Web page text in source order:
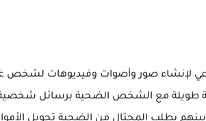
لإنشاء صور وأصوات وفيديوهات
طويلة مع الشخص الضحية برسائل شخصية
بينهم يطلب المحتال من الضحية تحويل